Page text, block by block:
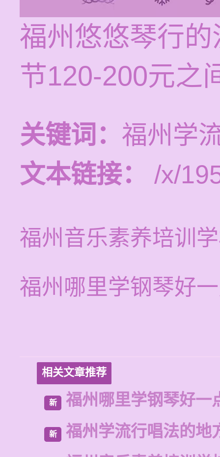
福州悠悠琴行
节120-200元之
关键词： 福州学
文本链接：
/x/
福州音乐素养培训
福州哪里学钢琴好
相关文章推荐
新 福州哪里学钢琴好一
新
福州学流行唱法的地